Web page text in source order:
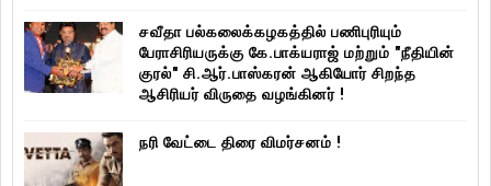
சவீதா பல்கலைக்கழகத்தில் பணிபுரியும்
பேராசிரியருக்கு கே.பாக்யராஜ் மற்றும் "நீதியின்
குரல்" சி.ஆர்.பாஸ்கரன் ஆகியோர் சிறந்த
ஆசிரியர் விருதை வழங்கினர் !
நரி வேட்டை திரை விமர்சனம் !